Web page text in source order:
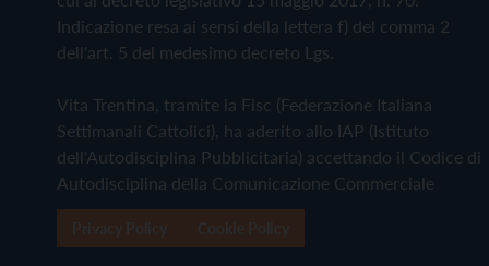
Indicazione resa ai sensi della lettera f) del comma 2
dell'art. 5 del medesimo decreto Lgs.
Vita Trentina, tramite la Fisc (Federazione Italiana
Settimanali Cattolici), ha aderito allo IAP (Istituto
dell'Autodisciplina Pubblicitaria) accettando il Codice di
Autodisciplina della Comunicazione Commerciale